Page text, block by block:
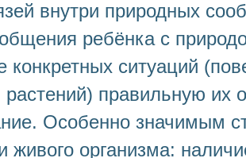
внутри природных
ребёнка с
конкретных ситуаций
растений) правильную их
Особенно значимым
живого организма: